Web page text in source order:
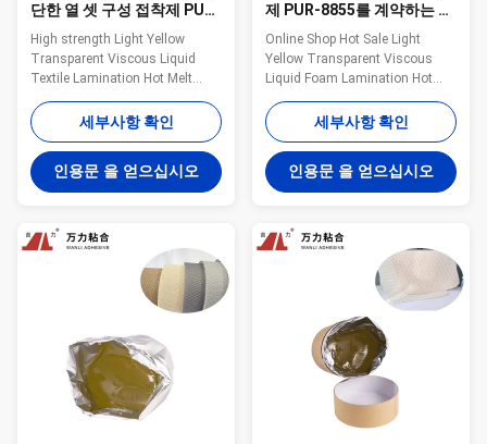
단한 열 셋 구성 접착제 PUR-
1700F
High strength Light Yellow
Transparent Viscous Liquid
Textile Lamination Hot Melt
Adhesive PUR-1700F in 2022
Wanli® PUR hot melt adhesive
PUR-1700F is used for textile
lamination bonding, PUR-1700F
is a one-component reactive
PUR hot melt adhesive with
used for the ...
세부사항 확인
인용문 을 얻으십시오
제 PUR-8855를 계약하는 거
품 엷은 조각 모양 구성
Online Shop Hot Sale Light
Yellow Transparent Viscous
Liquid Foam Lamination Hot
Melt Adhesives in 2022 PUR-
8855 Wanli® PUR hot melt
adhesive PUR-8855 for textile
lamination bonding is a single-
component reactive PUR hot
melt adhesive with 100% solid
for fabric and film...
세부사항 확인
인용문 을 얻으십시오